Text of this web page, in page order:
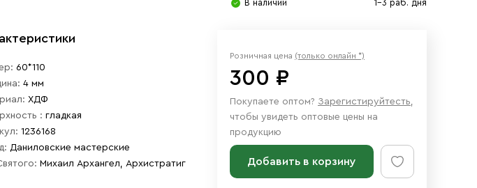
В наличии 1-3 раб. дня
60*110
4 мм
ХДФ
: гладкая
1236168
Даниловские мастерские
Михаил Архангел, Архистратиг
Розничная цена (только онлайн *)
300 ₽
Покупаете оптом? Зарегистируйтесть,
чтобы увидеть оптовые цены на
продукцию
Добавить в корзину